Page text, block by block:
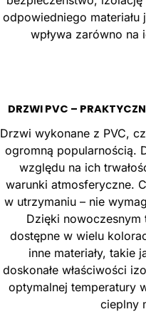
odpowiedniego
wpływa zarówno na
DRZWI PVC –
Drzwi wykonane z PVC,
ogromną popularnością.
względu na ich
warunki atmosferyczne.
w utrzymaniu – nie
Dzięki nowoczesnym
dostępne w wielu
inne materiały, takie
doskonałe właściwości
optymalnej temperatury
cieplny